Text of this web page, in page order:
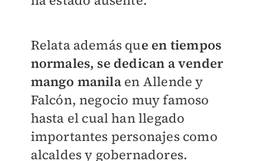
Relata además que en tiempos
normales, se dedican a vender
mango manilaen Allende y
Falcón, negocio muy famoso
hasta el cual han llegado
importantes personajes como
alcaldes y gobernadores.